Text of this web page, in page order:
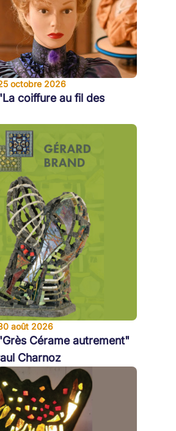
octobre 2026
coiffure au fil des
août 2026
Cérame autrement"
Charnoz